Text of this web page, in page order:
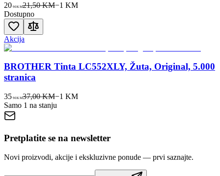
20 90KM21,50 KM−1 KM
Dostupno
Akcija
BROTHER Tinta LC552XLY, Žuta, Original, 5.000
stranica
35 90KM37,00 KM−1 KM
Samo 1 na stanju
Pretplatite se na newsletter
Novi proizvodi, akcije i ekskluzivne ponude — prvi saznajte.